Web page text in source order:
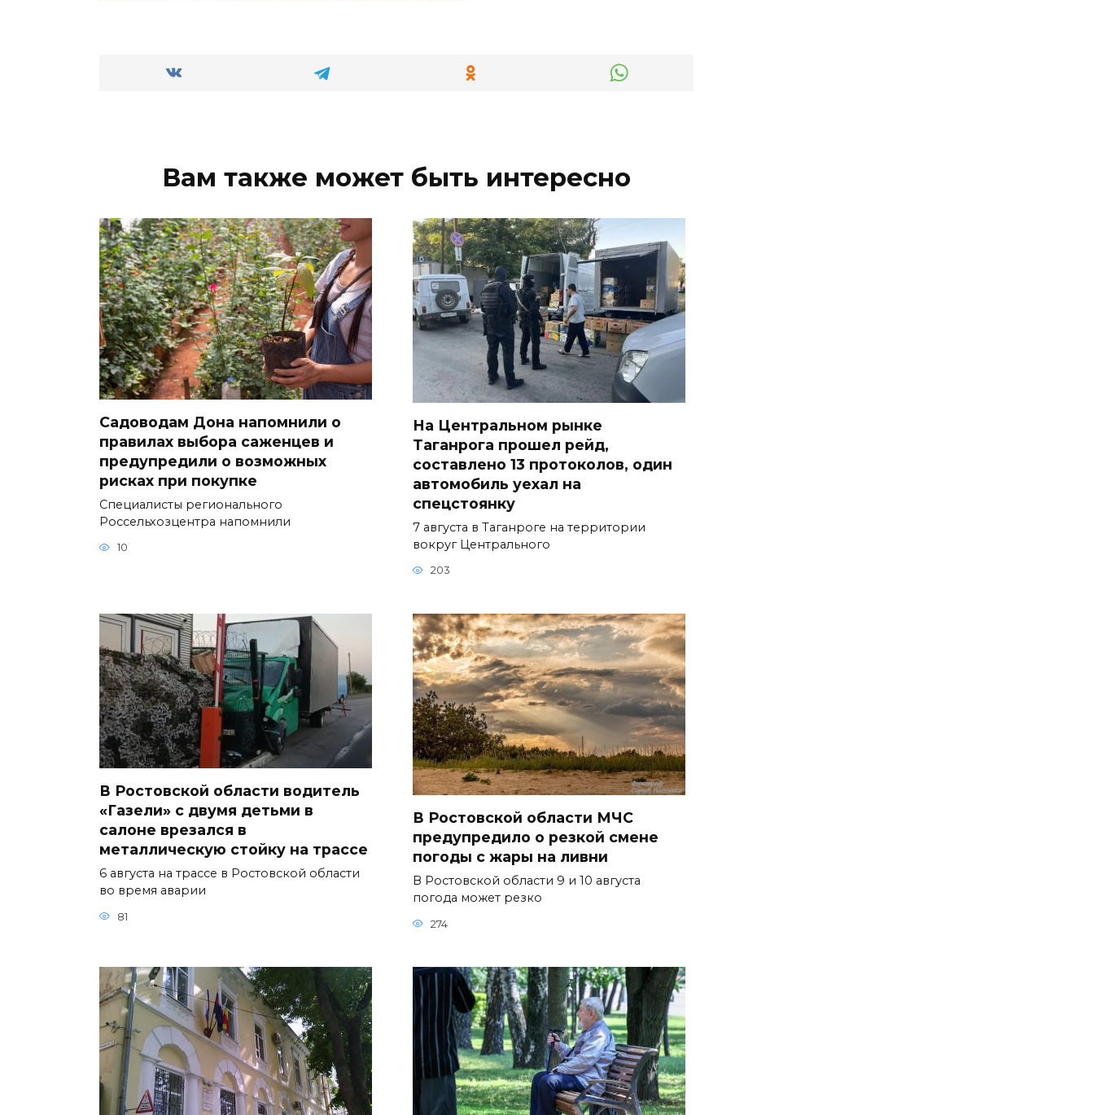
Вам также может быть интересно
Садоводам Дона напомнили о
правилах выбора саженцев и
предупредили о возможных
рисках при покупке
Специалисты регионального
Россельхозцентра напомнили
10
На Центральном рынке
Таганрога прошел рейд,
составлено 13 протоколов, один
автомобиль уехал на
спецстоянку
7 августа в Таганроге на территории
вокруг Центрального
203
В Ростовской области водитель
«Газели» с двумя детьми в
салоне врезался в
металлическую стойку на трассе
6 августа на трассе в Ростовской области
во время аварии
81
В Ростовской области МЧС
предупредило о резкой смене
погоды с жары на ливни
В Ростовской области 9 и 10 августа
погода может резко
274